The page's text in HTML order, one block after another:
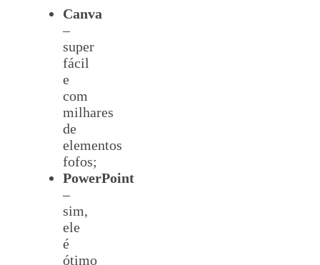
Canva
–
super
fácil
e
com
milhares
de
elementos
fofos;
PowerPoint
–
sim,
ele
é
ótimo